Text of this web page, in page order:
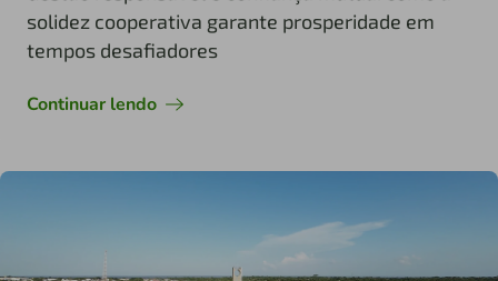
solidez cooperativa garante prosperidade em
tempos desafiadores
Continuar lendo